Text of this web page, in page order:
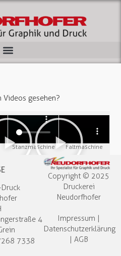
Videos gesehen?
Stanzmaschine Faltmaschine
Copyright © 2025
Druckerei
Neudorfhofer​
Impressum
Datenschutzerklärung
AGB
4
7338